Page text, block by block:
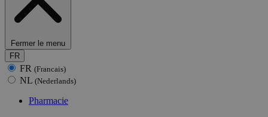
Fermer le menu
FR
FR (Francais)
NL (Nederlands)
Pharmacie